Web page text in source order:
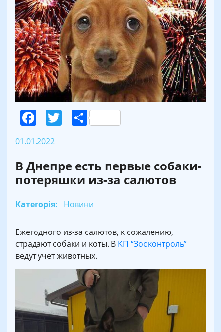
Facebook
Twitter
Поділитися
01.01.2022
В Днепре есть первые собаки-
потеряшки из-за салютов
Категорія: Новини
Ежегодного из-за салютов, к сожалению,
страдают собаки и коты. В КП “Зооконтроль”
ведут учет животных.